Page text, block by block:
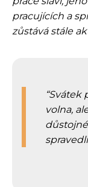
pracujících a
zůstává stále
Svátek
volna,